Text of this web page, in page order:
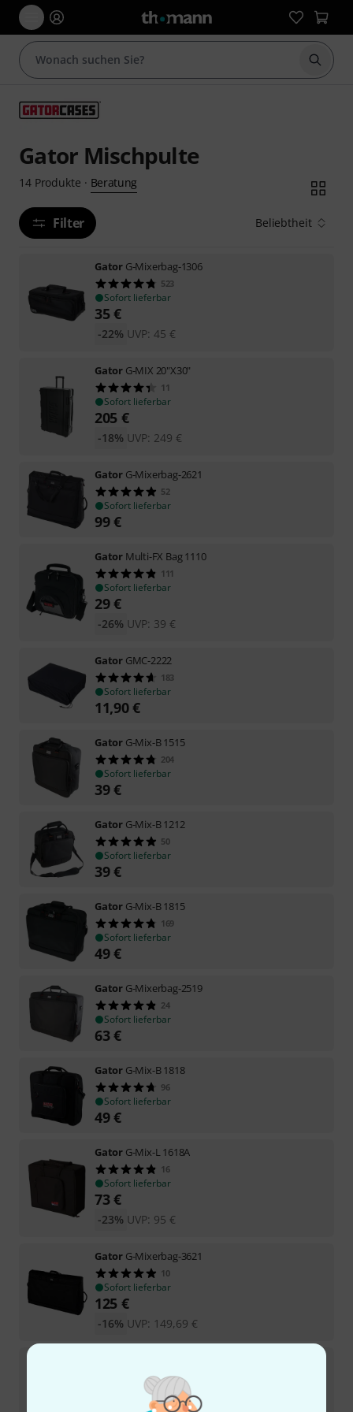
Suche
Gator Mischpulte
14 Produkte · Beratung
Filter Beliebtheit
Gator G-Mixerbag-1306
523
Sofort lieferbar
35€
UVP: 45 €
-22%
Gator G-MIX 20"X30"
11
Sofort lieferbar
205 €
UVP: 249 €
-18%
Gator G-Mixerbag-2621
52
Sofort lieferbar
99€
Gator Multi-FX Bag 1110
111
Sofort lieferbar
29€
UVP: 39 €
-26%
Gator GMC-2222
183
Sofort lieferbar
11,90€
Gator G-Mix-B 1515
204
Sofort lieferbar
39€
Gator G-Mix-B 1212
50
Sofort lieferbar
39€
Gator G-Mix-B 1815
169
Sofort lieferbar
49€
Gator G-Mixerbag-2519
24
Sofort lieferbar
63€
Gator G-Mix-B 1818
96
Sofort lieferbar
49€
Gator G-Mix-L 1618A
16
Sofort lieferbar
73€
UVP: 95 €
-23%
Gator G-Mixerbag-3621
10
Sofort lieferbar
125 €
UVP: 149,69 €
-16%
32
Sofort lieferbar